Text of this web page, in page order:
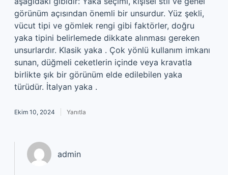
görünüm açısından önemli bir unsurdur. Yüz şekli,
vücut tipi ve gömlek rengi gibi faktörler, doğru
yaka tipini belirlemede dikkate alınması gereken
unsurlardır. Klasik yaka . Çok yönlü kullanım imkanı
sunan, düğmeli ceketlerin içinde veya kravatla
birlikte şık bir görünüm elde edilebilen yaka
türüdür. İtalyan yaka .
Ekim 10, 2024 Yanıtla
admin